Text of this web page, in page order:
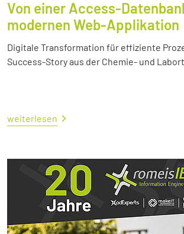
Von einer Access-
modernen Web-Applikation
Digitale Transformation für effiziente
Success-Story aus der Chemie- und
weiterlesen